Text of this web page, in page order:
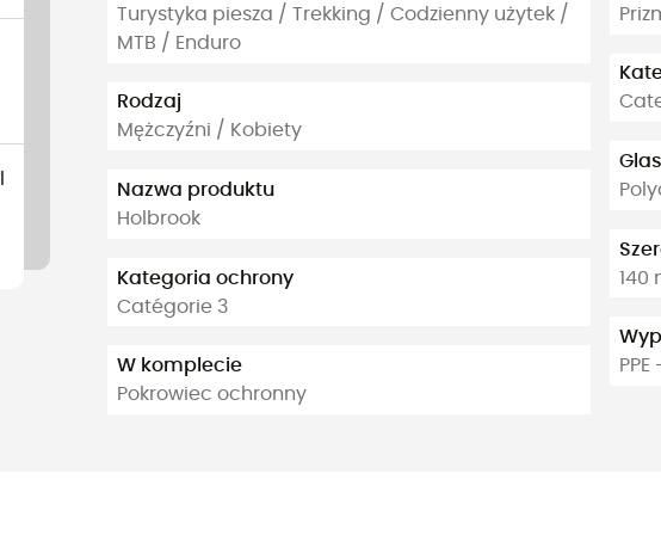
Turystyka piesza / Trekking / Codzienny użytek /
MTB / Enduro
Rodzaj
Mężczyźni / Kobiety
Nazwa produktu
Holbrook
Kategoria ochrony
Catégorie 3
W komplecie
Pokrowiec ochronny
140